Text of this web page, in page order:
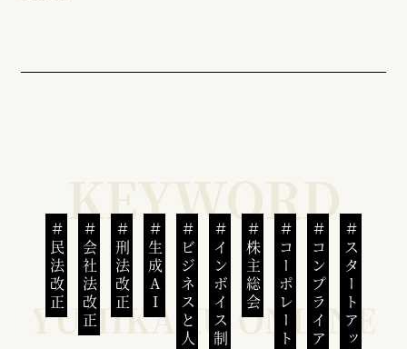
民法改正 会社法改正 刑法改正 生成AI ビジネスと人権インボイス制度 株主総会 コンプライアンススタートアップ